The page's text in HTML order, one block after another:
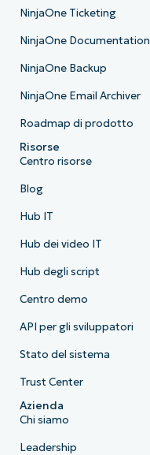
NinjaOne Ticketing
NinjaOne Documentation
NinjaOne Backup
NinjaOne Email Archiver
Roadmap di prodotto
Risorse
Centro risorse
Blog
Hub IT
Hub dei video IT
Hub degli script
Centro demo
API per gli sviluppatori
Stato del sistema
Trust Center
Azienda
Chi siamo
Leadership